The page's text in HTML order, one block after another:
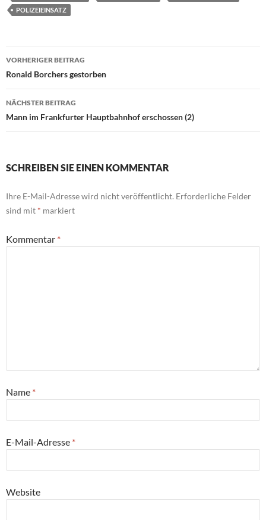
POLIZEIEINSATZ
Beitragsnavigation
VORHERIGER BEITRAG
Ronald Borchers gestorben
NÄCHSTER BEITRAG
Mann im Frankfurter Hauptbahnhof erschossen (2)
SCHREIBEN SIE EINEN KOMMENTAR
Ihre E-Mail-Adresse wird nicht veröffentlicht. Erforderliche Felder
sind mit * markiert
Kommentar *
Name *
E-Mail-Adresse *
Website